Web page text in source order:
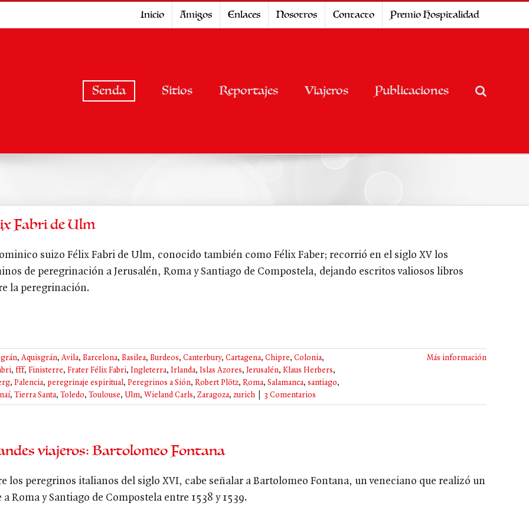
Inicio Amigos Enlaces Nosotros Contacto Premio Hospitalidad
Senda Sitios Reportajes Viajeros Publicaciones
Fabri de Ulm
suizo Félix Fabri de Ulm, conocido también como Félix Faber; recorrió en el siglo XV los
de peregrinación a Jerusalén, Roma y Santiago de Compostela, dejando escritos valiosos libros
la peregrinación.
, Aquisgrán, Avila, Barcelona, Basilea, Burdeos, Canterbury, Cartagena, Chipre, Colonia,
, fff, Finisterre, Frater Félix Fabri, Ingleterra, Irlanda, Islas Azores, Jerusalén, Klaus Herbers,
, Palencia, peregrinaje espiritual, Peregrinos a Sión, Robert Plötz, Roma, Salamanca, santiago,
, Tierra Santa, Toledo, Toulouse, Ulm, Wieland Carls, Zaragoza, zurich 3 Comentarios
Más información
viajeros: Bartolomeo Fontana
los peregrinos italianos del siglo XVI, cabe señalar a Bartolomeo Fontana, un veneciano que realizó un
a Roma y Santiago de Compostela entre 1538 y 1539.